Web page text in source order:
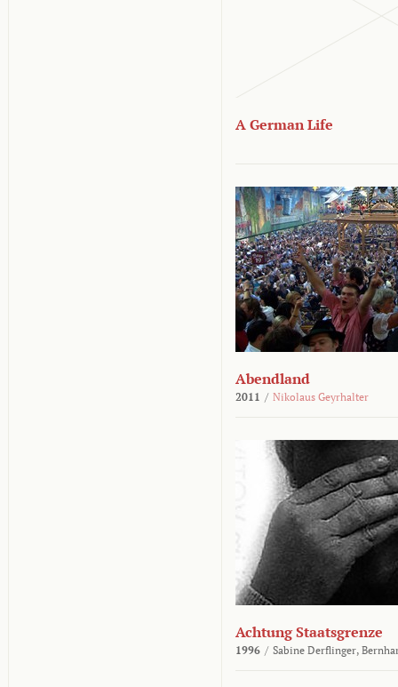
A German Life
Abendland
2011 / Nikolaus Geyrhalter
Achtung Staatsgrenze
1996 / Sabine Derflinger,